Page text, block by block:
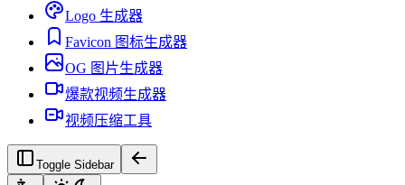
Logo 生成器
Favicon 图标生成器
OG 图片生成器
爆款视频生成器
视频压缩工具
Toggle Sidebar